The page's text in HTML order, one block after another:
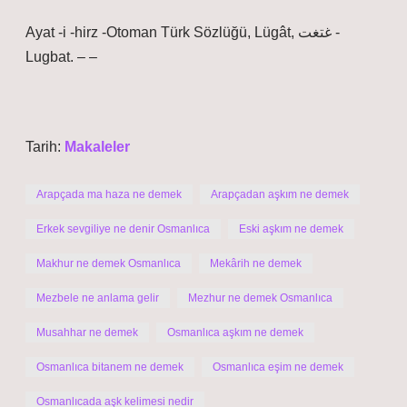
Ayat -i -hirz -Otoman Türk Sözlüğü, Lügât, غتغت -
Lugbat. – –
Tarih: Makaleler
Arapçada ma haza ne demek Arapçadan aşkım ne demek
Erkek sevgiliye ne denir Osmanlıca Eski aşkım ne demek
Makhur ne demek Osmanlıca Mekârih ne demek
Mezbele ne anlama gelir Mezhur ne demek Osmanlıca
Musahhar ne demek Osmanlıca aşkım ne demek
Osmanlıca bitanem ne demek Osmanlıca eşim ne demek
Osmanlıcada aşk kelimesi nedir